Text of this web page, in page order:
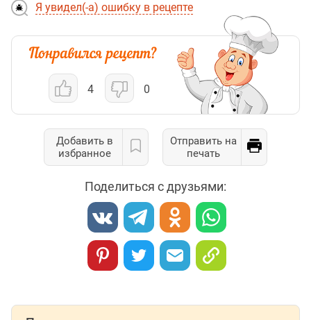
Я увидел(-а) ошибку в рецепте
4 0
Добавить в
избранное
Отправить на
печать
Поделиться с друзьями: